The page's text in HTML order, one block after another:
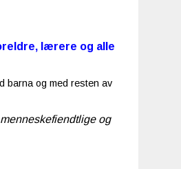
lærere og alle
barna og med resten av
og